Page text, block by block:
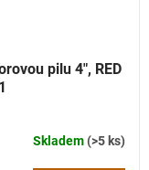
pilu 4", RED
Skladem(>5 ks)